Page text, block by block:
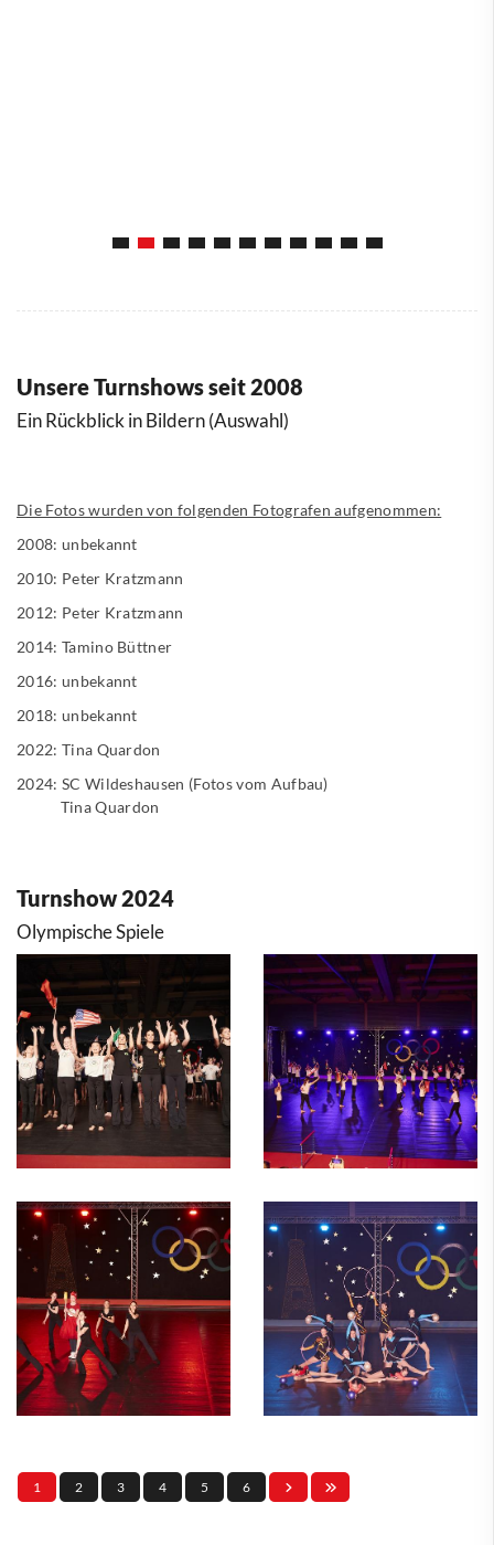
Unsere Turnshows seit 2008
Ein Rückblick in Bildern (Auswahl)
Die Fotos wurden von folgenden Fotografen aufgenommen:
2008: unbekannt
2010: Peter Kratzmann
2012: Peter Kratzmann
2014: Tamino Büttner
2016: unbekannt
2018: unbekannt
2022: Tina Quardon
2024: SC Wildeshausen (Fotos vom Aufbau)
Tina Quardon
Turnshow 2024
Olympische Spiele
1 2 3 4 5 6